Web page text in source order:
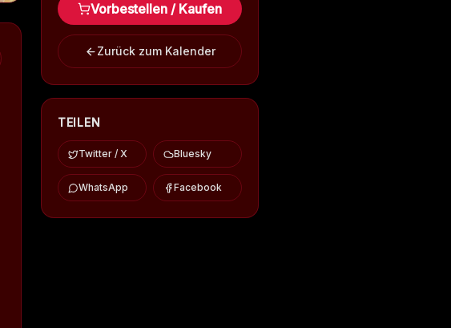
Vorbestellen / Kaufen
Zurück zum Kalender
TEILEN
Twitter / X Bluesky
WhatsApp Facebook